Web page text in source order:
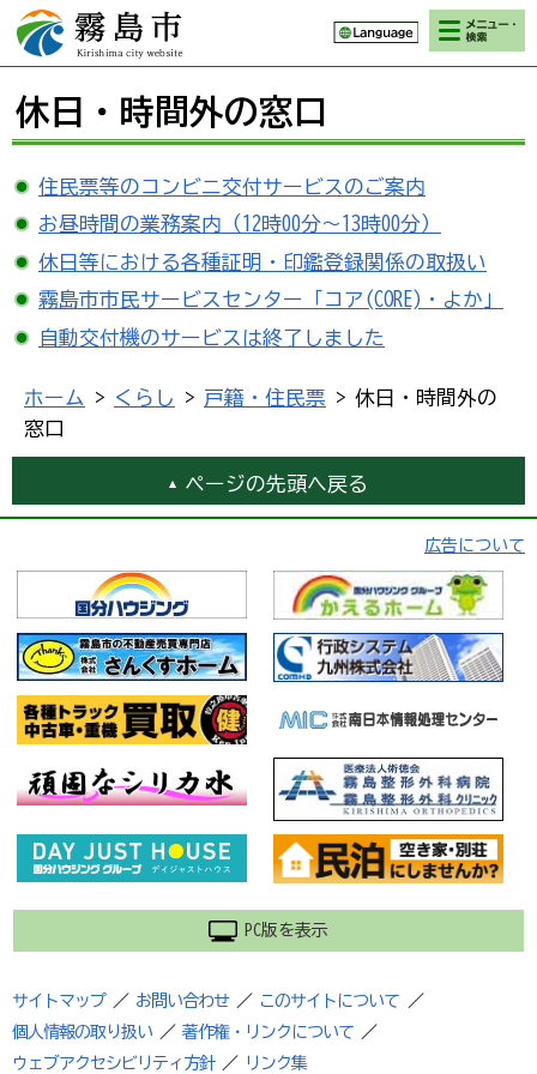
霧島市 Kirishima
city website
検索・メニ
ュー
休日・時間外の窓口
住民票等のコンビニ交付サービスのご案内
お昼時間の業務案内（12時00分～13時00分）
休日等における各種証明・印鑑登録関係の取扱い
霧島市市民サービスセンター「コア(CORE)・よか」
自動交付機のサービスは終了しました
ホーム > くらし > 戸籍・住民票 > 休日・時間外の
窓口
ページの先頭へ戻る
広告について
PC版を表示
サイトマップ ／ お問い合わせ ／ このサイトについて
／
個人情報の取り扱い ／ 著作権・リンクについて ／
ウェブアクセシビリティ方針 ／ リンク集